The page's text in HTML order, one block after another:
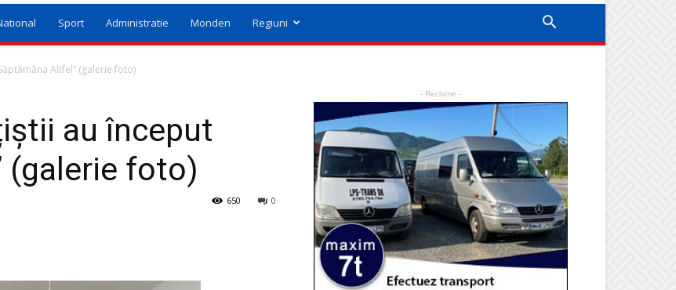
Sport Administratie Monden Regiuni
Altfel” (galerie foto)
au început
(galerie foto)
0
650
- Reclame -